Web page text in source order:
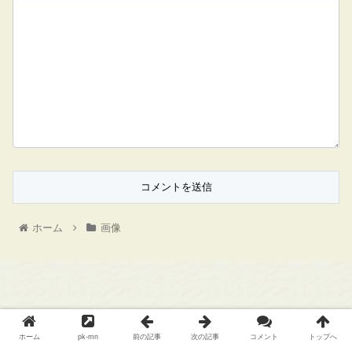
ホーム 画像
Copyright © 旧ポケモンメモ All Rights Reserved.
ホーム pk-mn 前の記事 次の記事 コメント トップへ